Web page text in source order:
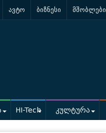
ავტო ბიზნესი მშობლები
HI-Tech კულტურა